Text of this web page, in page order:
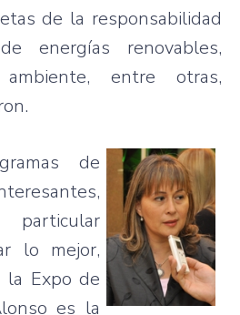
de la responsabilidad
energías renovables,
ambiente, entre otras,
.
de
,
lo mejor,
la Expo de
es la